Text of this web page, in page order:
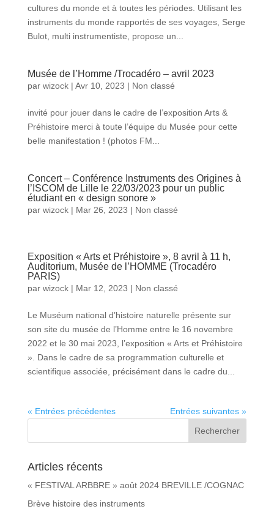
cultures du monde et à toutes les périodes. Utilisant les
instruments du monde rapportés de ses voyages, Serge
Bulot, multi instrumentiste, propose un...
Musée de l’Homme /Trocadéro – avril 2023
par wizock| Avr 10, 2023 | Non classé
invité pour jouer dans le cadre de l’exposition Arts &
Préhistoire merci à toute l’équipe du Musée pour cette
belle manifestation ! (photos FM...
Concert – Conférence Instruments des Origines à
l’ISCOM de Lille le 22/03/2023 pour un public
étudiant en « design sonore »
par wizock| Mar 26, 2023 | Non classé
Exposition « Arts et Préhistoire », 8 avril à 11 h,
Auditorium, Musée de l’HOMME (Trocadéro
PARIS)
par wizock| Mar 12, 2023 | Non classé
Le Muséum national d’histoire naturelle présente sur
son site du musée de l’Homme entre le 16 novembre
2022 et le 30 mai 2023, l’exposition « Arts et Préhistoire
». Dans le cadre de sa programmation culturelle et
scientifique associée, précisément dans le cadre du...
« Entrées précédentes Entrées suivantes »
Articles récents
« FESTIVAL ARBBRE » août 2024 BREVILLE /COGNAC
Brève histoire des instruments